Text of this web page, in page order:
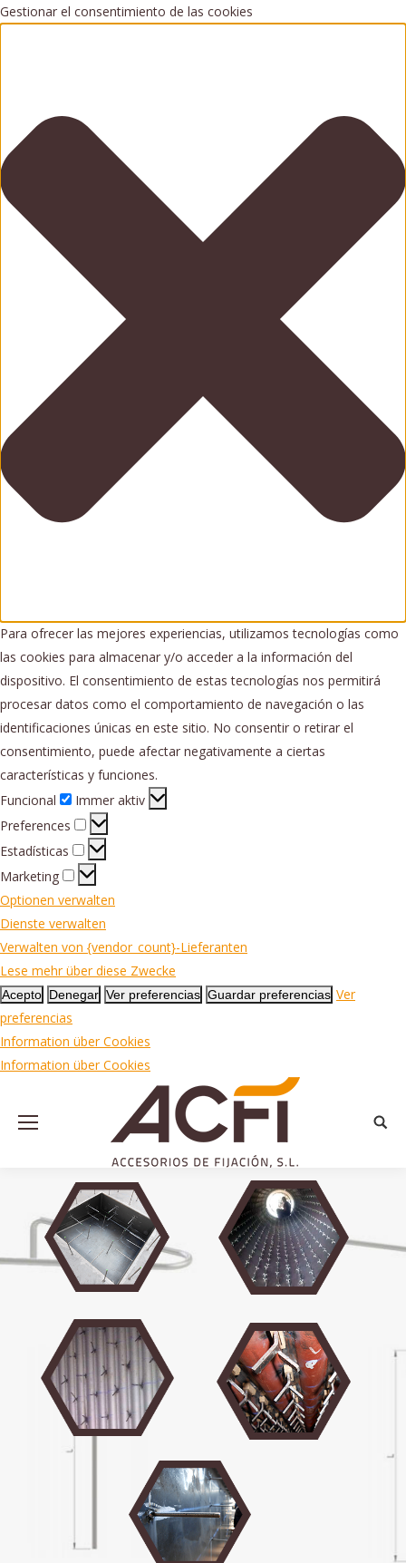
Gestionar el consentimiento de las cookies
Para ofrecer las mejores experiencias, utilizamos tecnologías como
las cookies para almacenar y/o acceder a la información del
dispositivo. El consentimiento de estas tecnologías nos permitirá
procesar datos como el comportamiento de navegación o las
identificaciones únicas en este sitio. No consentir o retirar el
consentimiento, puede afectar negativamente a ciertas
características y funciones.
Funcional
Funcional
Immer aktiv
Preferences
Preferences
Estadísticas
Estadísticas
Marketing
Marketing
Optionen verwalten
Dienste verwalten
Verwalten von {vendor_count}-Lieferanten
Lese mehr über diese Zwecke
Acepto Denegar Ver preferencias Guardar preferencias Ver
preferencias
Information über Cookies
Information über Cookies